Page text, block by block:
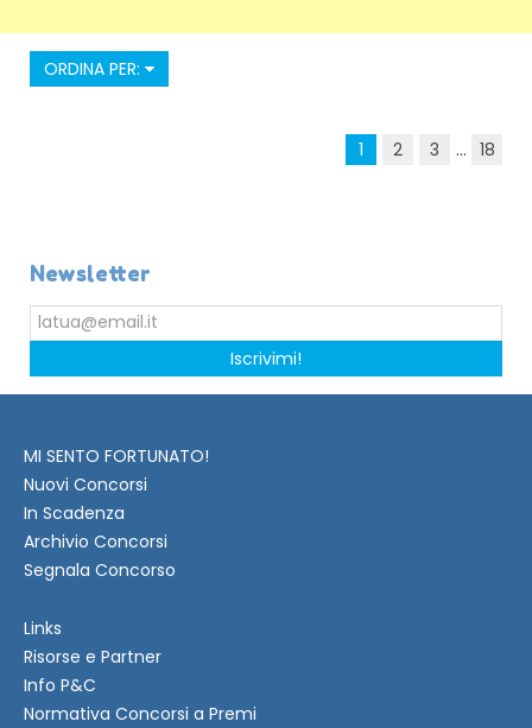
ORDINA PER:
1 2 3 ... 18
Newsletter
Iscrivimi!
MI SENTO FORTUNATO!
Nuovi Concorsi
In Scadenza
Archivio Concorsi
Segnala Concorso
Links
Risorse e Partner
Info P&C
Normativa Concorsi a Premi